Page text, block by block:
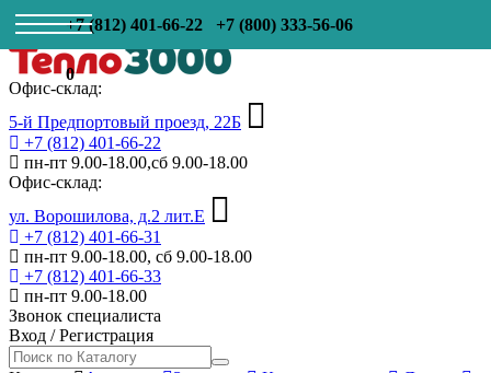
+7 (812) 401-66-22 +7 (800) 333-56-06
0
Офис-склад:
5-й Предпортовый проезд, 22Б
+7 (812) 401-66-22
пн-пт 9.00-18.00,сб 9.00-18.00
Офис-склад:
ул. Ворошилова, д.2 лит.Е
+7 (812) 401-66-31
пн-пт 9.00-18.00, сб 9.00-18.00
+7 (812) 401-66-33
пн-пт 9.00-18.00
Звонок специалиста
Вход /Регистрация